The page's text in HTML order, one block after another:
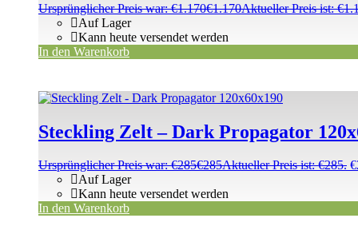
Ursprünglicher Preis war: €1.170€1.170Aktueller Preis ist:
Auf Lager
Kann heute versendet werden
In den Warenkorb
Steckling Zelt – Dark Propagator
Ursprünglicher Preis war: €285€285Aktueller Preis ist: €285. €
Auf Lager
Kann heute versendet werden
In den Warenkorb